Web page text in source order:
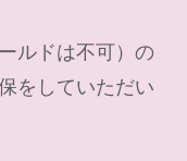
ルドは不可）の
をしていただい